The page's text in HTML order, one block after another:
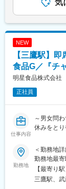
・バイオ
【1週間の
月：試薬作
火：微生
金：タン
※培養時間
※研究開発
だく予定で
■入社後の
本業務を
額であり
固定手当
気
NEW
【三鷹駅】
食品G／『チ
明星食品株式会社
正社員
仕事内容
～男女問
休みをと
■業務概要
日本を代
ット商品
として即席
勤務地
＜勤務地
勤務地最
煙可能場
ク含む）
【最寄り駅
三鷹駅、